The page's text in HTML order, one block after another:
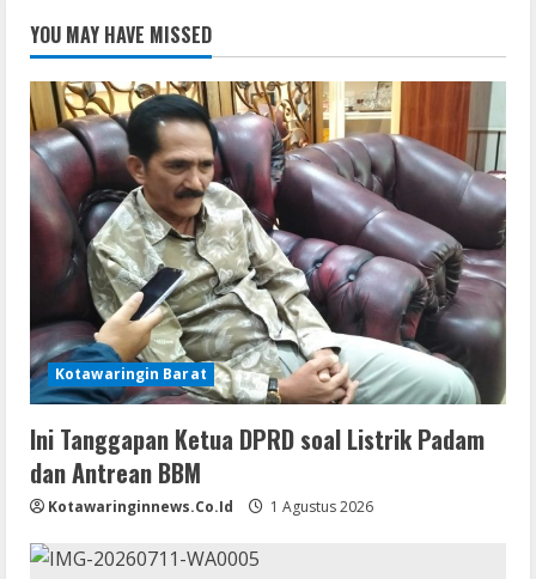
YOU MAY HAVE MISSED
Kotawaringin Barat
Ini Tanggapan Ketua DPRD soal Listrik Padam
dan Antrean BBM
Kotawaringinnews.co.id 1 Agustus 2026